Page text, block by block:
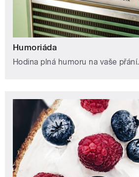
Humoriáda
Hodina plná humoru na vaše přání.